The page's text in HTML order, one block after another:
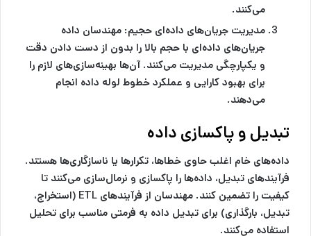
می‌کنند.
مدیریت جریان‌های داده‌ای حجیم: مهندسان داده
جریان‌های داده‌ای با حجم بالا را بدون از دست دادن دقت
و یکپارچگی مدیریت می‌کنند. آن‌ها بهینه‌سازی‌های لازم را
برای بهبود کارایی و عملکرد خطوط لوله داده انجام
می‌دهند.
تبدیل و پاکسازی داده
داده‌های خام اغلب حاوی خطاها، تکرارها یا ناسازگاری‌ها هستند.
فرآیندهای تبدیل، داده‌ها را پاکسازی و نرمال‌سازی می‌کنند تا
کیفیت را تضمین کنند. مهندسان از فرآیندهای ETL (استخراج،
تبدیل، بارگذاری) برای تبدیل داده به فرمتی مناسب برای تحلیل
استفاده می‌کنند.